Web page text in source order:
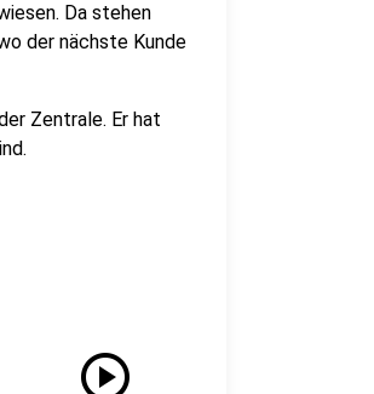
Da stehen
der nächste Kunde
Zentrale. Er hat
play_circle